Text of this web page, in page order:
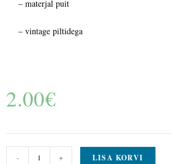
– materjal puit
– vintage piltidega
2.00€
- + LISA KORVI